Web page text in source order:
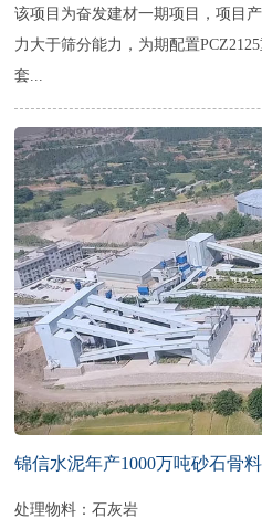
该项目为奋发建材一期项目，项目
力大于筛分能力，为期配置
套...
锦信水泥年产1000万吨砂石骨
处理物料：石灰岩